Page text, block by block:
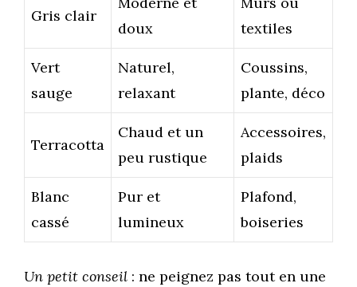
Gris clair
doux
textiles
Vert
sauge
Naturel,
relaxant
Coussins,
plante, déco
Terracotta
Chaud et un
peu rustique
Accessoires,
plaids
Blanc
cassé
Pur et
lumineux
Plafond,
boiseries
Un petit conseil : ne peignez pas tout en une